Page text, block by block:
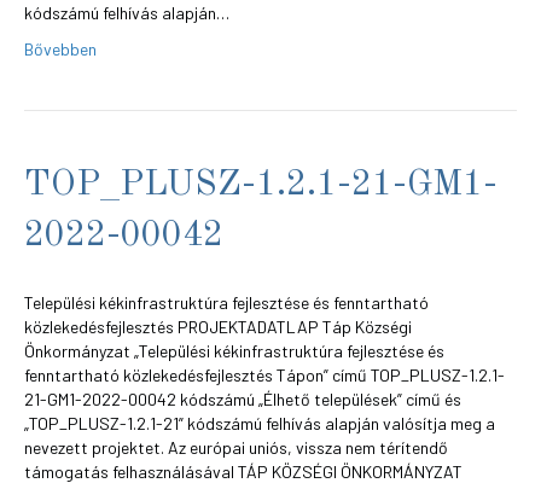
kódszámú felhívás alapján…
Bővebben
TOP_PLUSZ-1.2.1-21-GM1-
2022-00042
Települési kékinfrastruktúra fejlesztése és fenntartható
közlekedésfejlesztés PROJEKTADATLAP Táp Községi
Önkormányzat „Települési kékinfrastruktúra fejlesztése és
fenntartható közlekedésfejlesztés Tápon” című TOP_PLUSZ-1.2.1-
21-GM1-2022-00042 kódszámú „Élhető települések” című és
„TOP_PLUSZ-1.2.1-21” kódszámú felhívás alapján valósítja meg a
nevezett projektet. Az európai uniós, vissza nem térítendő
támogatás felhasználásával TÁP KÖZSÉGI ÖNKORMÁNYZAT